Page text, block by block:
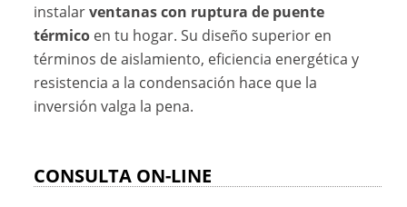
instalarventanas con ruptura de puente
térmico en tu hogar. Su diseño superior en
términos de aislamiento, eficiencia energética y
resistencia a la condensación hace que la
inversión valga la pena.
CONSULTA ON-LINE